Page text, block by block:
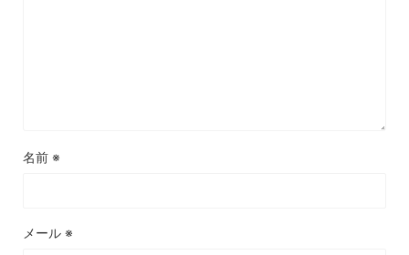
名前 ※
メール ※